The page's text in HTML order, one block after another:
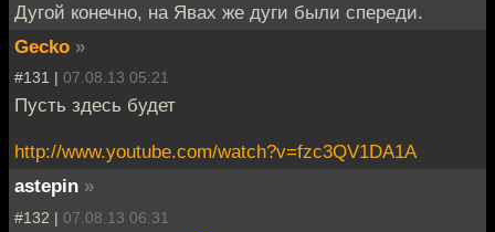
Дугой конечно, на Явах же дуги были спереди.
Gecko »
#131 | 07.08.13 05:21
Пусть здесь будет
http://www.youtube.com/watch?v=fzc3QV1DA1A
astepin »
#132 | 07.08.13 06:31